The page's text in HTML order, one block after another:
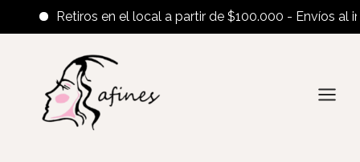
Retiros en el local a partir de $100.000 - Envíos al
contenido